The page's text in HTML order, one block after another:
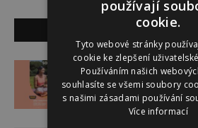
SOUVISEJÍCÍ
Zapojte se do letní
a vyhrajte
používají
cookie.
Tyto webové stránky
cookie ke zlepšení
Používáním našich
souhlasíte se všemi soubory
s našimi zásadami používání
Více informací